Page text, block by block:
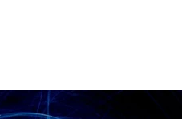
02:02 【夢境內
06:10 象徵元
定與轉變的開
迷思 #考試焦慮 影片章節